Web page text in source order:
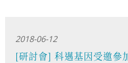
2018-06-12
[研討會] 科邁基因受邀參